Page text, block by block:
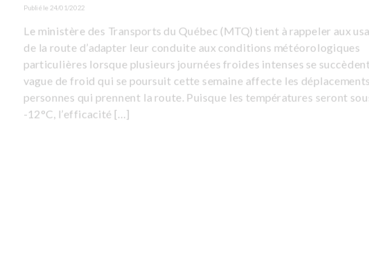
Publié le 24/01/2022
Le ministère des Transports du Québec (MTQ) tient à rappeler aux
de la route d’adapter leur conduite aux conditions météorologiques
particulières lorsque plusieurs journées froides intenses se
vague de froid qui se poursuit cette semaine affecte les
personnes qui prennent la route. Puisque les températures seront
-12°C, l’efficacité […]